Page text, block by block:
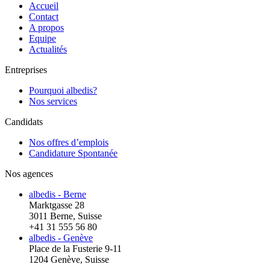
Accueil
Contact
A propos
Equipe
Actualités
Entreprises
Pourquoi albedis?
Nos services
Candidats
Nos offres d’emplois
Candidature Spontanée
Nos agences
albedis - Berne
Marktgasse 28
3011 Berne, Suisse
+41 31 555 56 80
albedis - Genève
Place de la Fusterie 9-11
1204 Genève, Suisse